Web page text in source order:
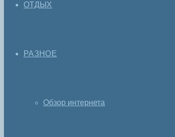
ОТДЫХ
РАЗНОЕ
Обзор интернета